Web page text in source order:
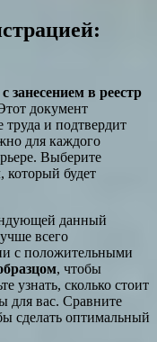
занесением в реестр
документ
и подтвердит
для каждого
Выберите
, который будет
данный
всего
с положительными
, чтобы
узнать, сколько стоит
для вас. Сравните
сделать оптимальный